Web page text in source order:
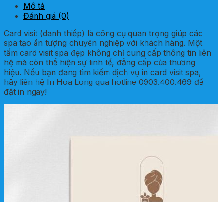
Mô tả
Đánh giá (0)
Card visit (danh thiếp) là công cụ quan trọng giúp các
spa tạo ấn tượng chuyên nghiệp với khách hàng. Một
tấm card visit spa đẹp không chỉ cung cấp thông tin liên
hệ mà còn thể hiện sự tinh tế, đẳng cấp của thương
hiệu. Nếu bạn đang tìm kiếm dịch vụ in card visit spa,
hãy liên hệ In Hoa Long qua hotline 0903.400.469 để
đặt in ngay!